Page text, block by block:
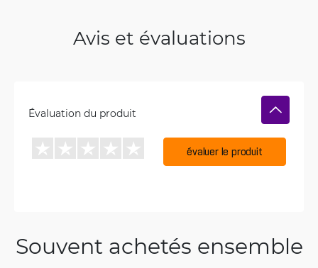
Avis et évaluations
Évaluation du produit
évaluer le produit
Souvent achetés ensemble